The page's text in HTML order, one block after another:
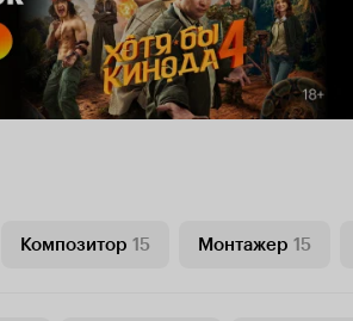
Композитор 15 Монтажер 15